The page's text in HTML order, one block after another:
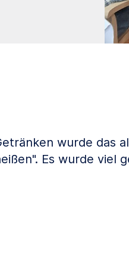
wurde das
Es wurde viel